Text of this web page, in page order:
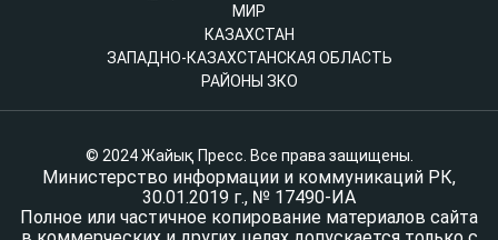
МИР
КАЗАХСТАН
ЗАПАДНО-КАЗАХСТАНСКАЯ ОБЛАСТЬ
РАЙОНЫ ЗКО
© 2024 Жайық Пресс. Все права защищены.
Министерство информации и коммуникаций РК,
30.01.2019 г., № 17490-ИА
Полное или частичное копирование материалов сайта